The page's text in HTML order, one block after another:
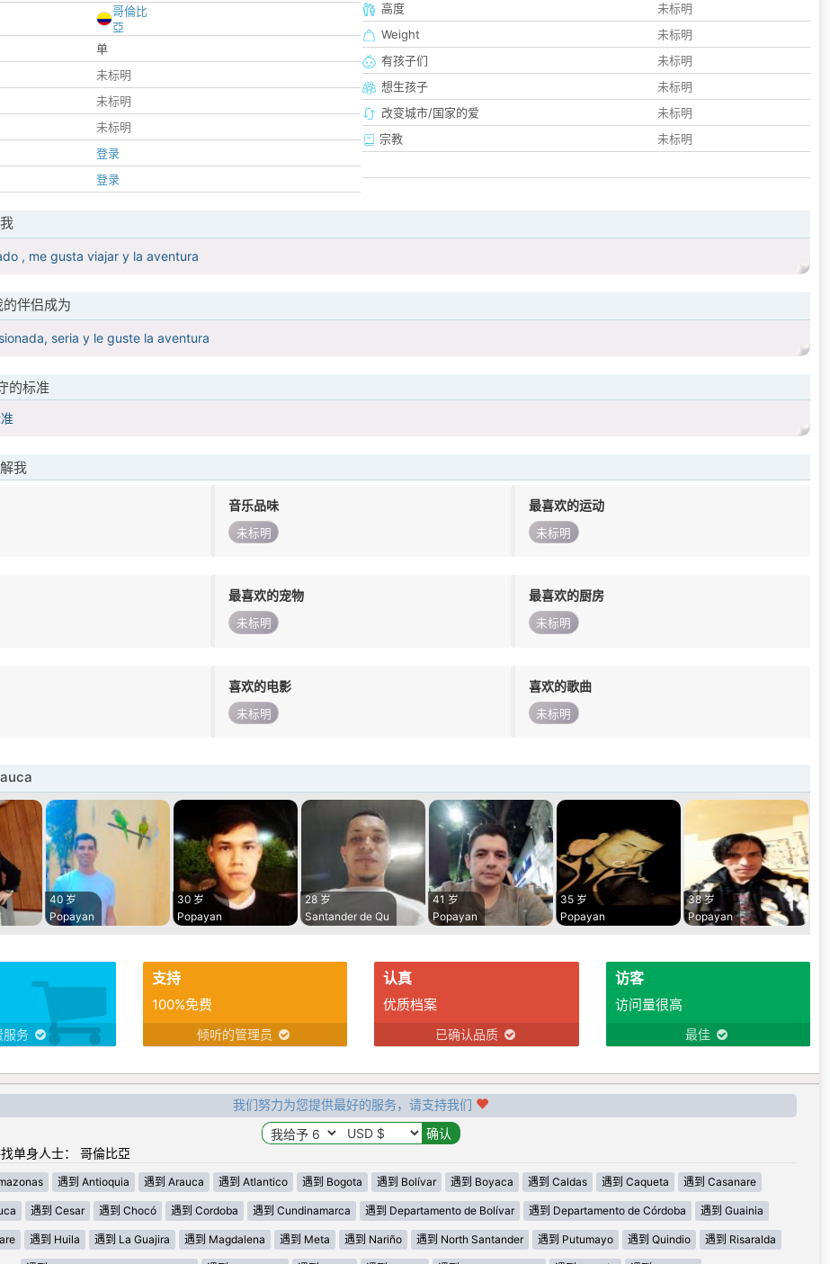
哥倫比
亞
单
未标明
未标明
未标明
登录
登录
高度
未标明
Weight
未标明
有孩子们
未标明
想生孩子
未标明
改变城市/国家的爱
未标明
宗教
未标明
, me gusta viajar y la aventura
伴侣成为
seria y le guste la aventura
的标准
我
音乐品味
未标明
最喜欢的运动
未标明
最喜欢的宠物
未标明
最喜欢的厨房
未标明
喜欢的电影
未标明
喜欢的歌曲
未标明
40 岁
Popayan
30 岁
Popayan
28 岁
Santander de Qu
41 岁
Popayan
35 岁
Popayan
38 岁
Popayan
服务
支持
100%免费
倾听的管理员
认真
优质档案
已确认品质
访客
访问量很高
最佳
我们努力为您提供最好的服务，请支持我们
单身人士： 哥倫比亞
遇到 Antioquia 遇到 Arauca 遇到 Atlantico 遇到 Bogota 遇到 Bolívar 遇到 Boyaca 遇到 Caldas 遇到 Caqueta 遇到 Casanare
遇到 Cesar 遇到 Chocó 遇到 Cordoba 遇到 Cundinamarca 遇到 Departamento de Bolívar 遇到 Departamento de Córdoba 遇到 Guainia
遇到 Huila 遇到 La Guajira 遇到 Magdalena 遇到 Meta 遇到 Nariño 遇到 North Santander 遇到 Putumayo 遇到 Quindio 遇到 Risaralda